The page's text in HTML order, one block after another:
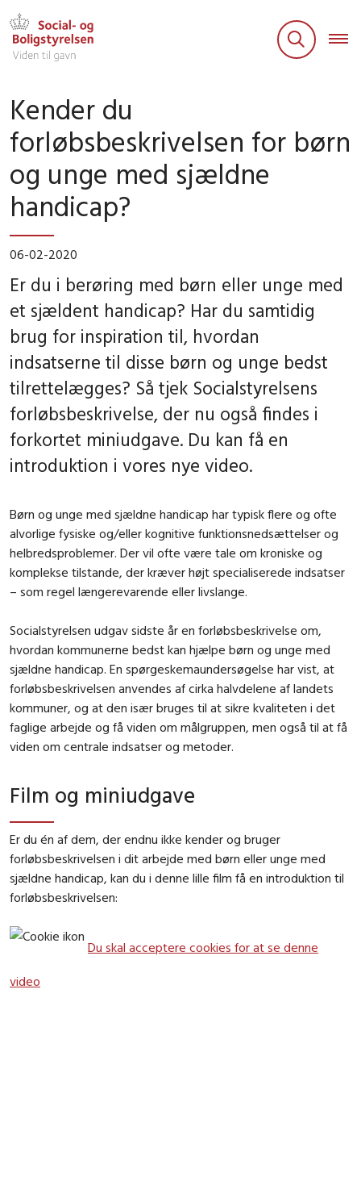
Kender du
forløbsbeskrivelsen for børn
og unge med sjældne
handicap?
06-02-2020
Er du i berøring med børn eller unge med
et sjældent handicap? Har du samtidig
brug for inspiration til, hvordan
indsatserne til disse børn og unge bedst
tilrettelægges? Så tjek Socialstyrelsens
forløbsbeskrivelse, der nu også findes i
forkortet miniudgave. Du kan få en
introduktion i vores nye video.
Børn og unge med sjældne handicap har typisk flere og ofte
alvorlige fysiske og/eller kognitive funktionsnedsættelser og
helbredsproblemer. Der vil ofte være tale om kroniske og
komplekse tilstande, der kræver højt specialiserede indsatser
– som regel længerevarende eller livslange.
Socialstyrelsen udgav sidste år en forløbsbeskrivelse om,
hvordan kommunerne bedst kan hjælpe børn og unge med
sjældne handicap. En spørgeskemaundersøgelse har vist, at
forløbsbeskrivelsen anvendes af cirka halvdelene af landets
kommuner, og at den især bruges til at sikre kvaliteten i det
faglige arbejde og få viden om målgruppen, men også til at få
viden om centrale indsatser og metoder.
Film og miniudgave
Er du én af dem, der endnu ikke kender og bruger
forløbsbeskrivelsen i dit arbejde med børn eller unge med
sjældne handicap, kan du i denne lille film få en introduktion til
forløbsbeskrivelsen:
Du skal acceptere cookies for at se denne
video